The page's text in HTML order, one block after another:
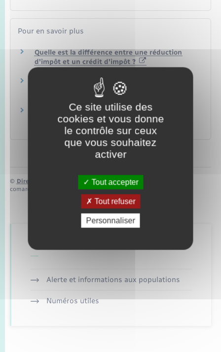
Pour en savoir plus
Quelle est la différence entre une réduction
d'impôt et un crédit d'impôt ?
Ministère chargé des finances
Je déclare mes réductions et crédits d'impôt
Ministère chargé des finances
Brochure pratique 2023 – Déclaration des
revenus de 2022
Ministère chargé des finances
© Direction de l’information légale et administrative
comarquage developpé parbaseo.io
Retrouvez aussi
Alerte et informations aux populations
Numéros utiles
Ce site utilise des
cookies et vous donne
le contrôle sur ceux
que vous souhaitez
activer
Tout accepter
Tout refuser
Personnaliser